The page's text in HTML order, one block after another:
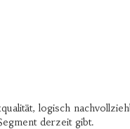
logisch
derzeit gibt.